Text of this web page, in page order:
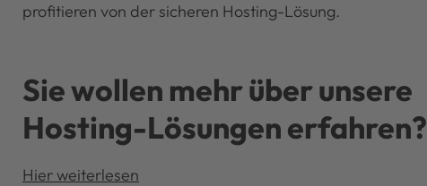
profitieren von der sicheren Hosting-Lösung.
Sie wollen mehr über unsere
Hosting-Lösungen erfahren?
Hier weiterlesen